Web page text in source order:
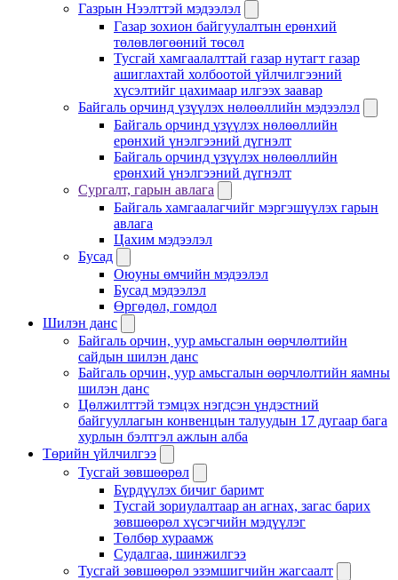
Газрын Нээлттэй мэдээлэл
Газар зохион байгуулалтын ерөнхий
төлөвлөгөөний төсөл
Тусгай хамгаалалттай газар нутагт газар
ашиглахтай холбоотой үйлчилгээний
хүсэлтийг цахимаар илгээх заавар
Байгаль орчинд үзүүлэх нөлөөллийн мэдээлэл
Байгаль орчинд үзүүлэх нөлөөллийн
ерөнхий үнэлгээний дүгнэлт
Байгаль орчинд үзүүлэх нөлөөллийн
ерөнхий үнэлгээний дүгнэлт
Сургалт, гарын авлага
Байгаль хамгаалагчийг мэргэшүүлэх гарын
авлага
Цахим мэдээлэл
Бусад
Оюуны өмчийн мэдээлэл
Бусад мэдээлэл
Өргөдөл, гомдол
Шилэн данс
Байгаль орчин, уур амьсгалын өөрчлөлтийн
сайдын шилэн данс
Байгаль орчин, уур амьсгалын өөрчлөлтийн яамны
шилэн данс
Цөлжилттэй тэмцэх нэгдсэн үндэстний
байгууллагын конвенцын талуудын 17 дугаар бага
хурлын бэлтгэл ажлын алба
Төрийн үйлчилгээ
Тусгай зөвшөөрөл
Бүрдүүлэх бичиг баримт
Тусгай зориулалтаар ан агнах, загас барих
зөвшөөрөл хүсэгчийн мэдүүлэг
Төлбөр хураамж
Судалгаа, шинжилгээ
Тусгай зөвшөөрөл эзэмшигчийн жагсаалт